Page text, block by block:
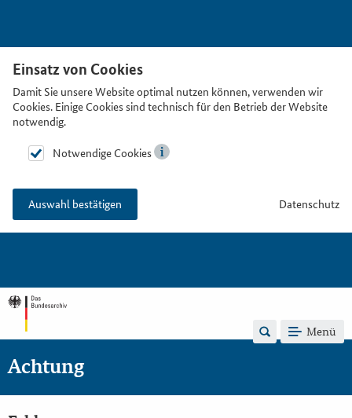
Einsatz von Cookies
Damit Sie unsere Website optimal nutzen können, verwenden wir
Cookies. Einige Cookies sind technisch für den Betrieb der Website
notwendig.
Notwendige Cookies
Auswahl bestätigen Datenschutz
Menü
Achtung